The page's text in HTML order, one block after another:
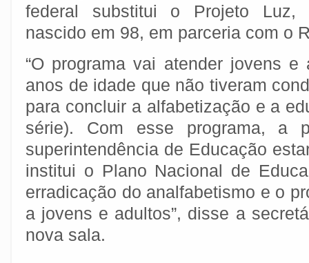
federal substitui o Projeto Luz,
nascido em 98, em parceria com o
“O programa vai atender jovens
anos de idade que não tiveram
para concluir a alfabetização e a
série). Com esse programa, a
superintendência de Educação
institui o Plano Nacional de
erradicação do analfabetismo e o
a jovens e adultos”, disse a
nova sala.